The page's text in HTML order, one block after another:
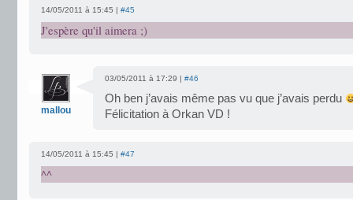
14/05/2011 à 15:45 | #45
J'espère qu'il aimera ;)
mallou
03/05/2011 à 17:29 | #46
Oh ben j’avais même pas vu que j’avais perdu
Félicitation à Orkan VD !
14/05/2011 à 15:45 | #47
^^